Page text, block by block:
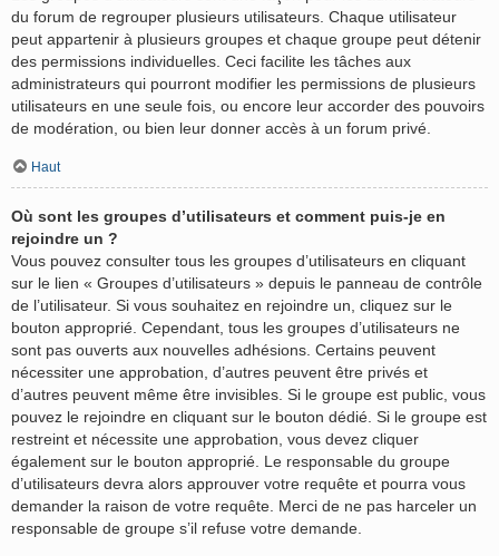
du forum de regrouper plusieurs utilisateurs. Chaque utilisateur
peut appartenir à plusieurs groupes et chaque groupe peut détenir
des permissions individuelles. Ceci facilite les tâches aux
administrateurs qui pourront modifier les permissions de plusieurs
utilisateurs en une seule fois, ou encore leur accorder des pouvoirs
de modération, ou bien leur donner accès à un forum privé.
Haut
Où sont les groupes d’utilisateurs et comment puis-je en
rejoindre un ?
Vous pouvez consulter tous les groupes d’utilisateurs en cliquant
sur le lien « Groupes d’utilisateurs » depuis le panneau de contrôle
de l’utilisateur. Si vous souhaitez en rejoindre un, cliquez sur le
bouton approprié. Cependant, tous les groupes d’utilisateurs ne
sont pas ouverts aux nouvelles adhésions. Certains peuvent
nécessiter une approbation, d’autres peuvent être privés et
d’autres peuvent même être invisibles. Si le groupe est public, vous
pouvez le rejoindre en cliquant sur le bouton dédié. Si le groupe est
restreint et nécessite une approbation, vous devez cliquer
également sur le bouton approprié. Le responsable du groupe
d’utilisateurs devra alors approuver votre requête et pourra vous
demander la raison de votre requête. Merci de ne pas harceler un
responsable de groupe s’il refuse votre demande.